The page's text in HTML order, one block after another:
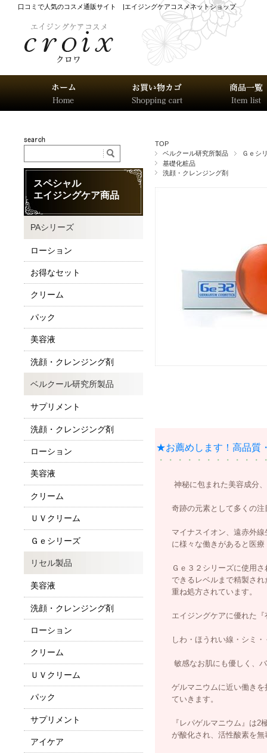
口コミで人気のコスメ通販サイト |エイジングケアコスメネットショップ
TOP
ベルクール研究所製品
Ｇｅシ
基礎化粧品
洗顔・クレンジング剤
★お薦めします！高品質
・・・・・・・・・・
神秘に包まれた美容成分、
奇跡の元素として多くの注
マイナスイオン、遠赤外線
に様々な働きがあると医療
Ｇｅ３２シリーズに使用さ
できるレベルまで精製され
重ね処方されています。
エイジングケアに優れた『
しわ・ほうれい線・シミ・
敏感なお肌にも優しく、バ
ゲルマニウムに近い働きを
ていきます。
『レパゲルマニウム』は2極
が酸化され、活性酸素を無
スペシャル
エイジングケア商品
PAシリーズ
ローション
お得なセット
クリーム
パック
美容液
洗顔・クレンジング剤
ベルクール研究所製品
サプリメント
洗顔・クレンジング剤
ローション
美容液
クリーム
ＵＶクリーム
Ｇｅシリーズ
リセル製品
美容液
洗顔・クレンジング剤
ローション
クリーム
ＵＶクリーム
パック
サプリメント
アイケア